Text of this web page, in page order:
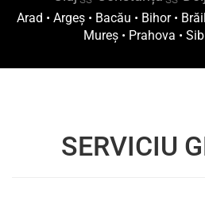
Arad • Argeș • Bacău • Bihor•
Mureș• Prahova •
SERVICIU